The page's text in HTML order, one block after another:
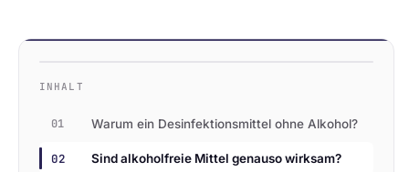
INHALT
01 Warum ein Desinfektionsmittel ohne Alkohol?
02 Sind alkoholfreie Mittel genauso wirksam?